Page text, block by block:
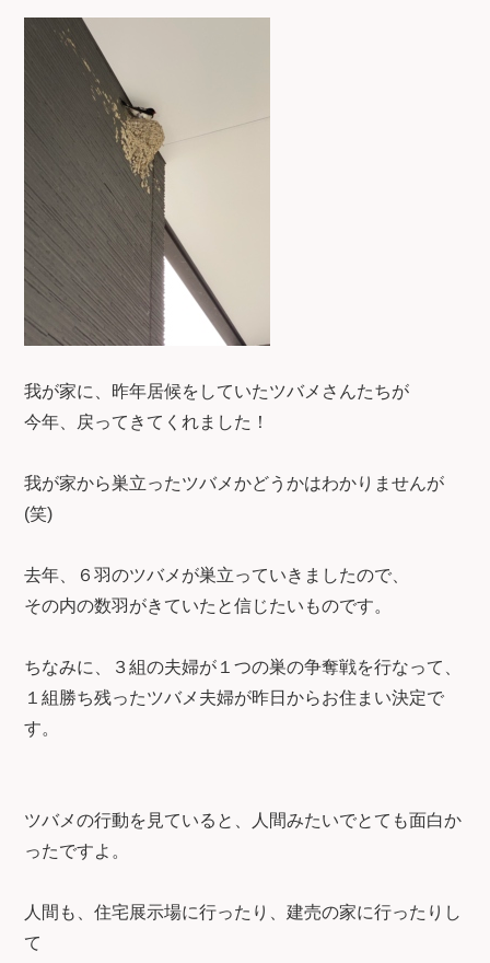
我が家に、昨年居候をしていたツバメさんたちが
今年、戻ってきてくれました！
我が家から巣立ったツバメかどうかはわかりませんが
(笑)
去年、６羽のツバメが巣立っていきましたので、
その内の数羽がきていたと信じたいものです。
ちなみに、３組の夫婦が１つの巣の争奪戦を行なって、
１組勝ち残ったツバメ夫婦が昨日からお住まい決定で
す。
ツバメの行動を見ていると、人間みたいでとても面白か
ったですよ。
人間も、住宅展示場に行ったり、建売の家に行ったりし
て